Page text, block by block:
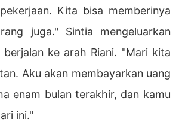
Kita bisa memberinya
juga." Sintia mengeluarkan
berjalan ke arah Riani. "Mari kita
Aku akan membayarkan uang
enam bulan terakhir, dan kamu
ini."